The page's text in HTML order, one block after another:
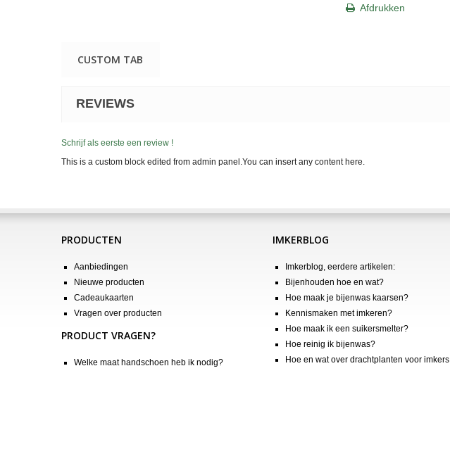
Afdrukken
CUSTOM TAB
REVIEWS
Schrijf als eerste een review !
This is a custom block edited from admin panel.You can insert any content here.
PRODUCTEN
Aanbiedingen
Nieuwe producten
Cadeaukaarten
Vragen over producten
PRODUCT VRAGEN?
Welke maat handschoen heb ik nodig?
IMKERBLOG
Imkerblog, eerdere artikelen:
Bijenhouden hoe en wat?
Hoe maak je bijenwas kaarsen?
Kennismaken met imkeren?
Hoe maak ik een suikersmelter?
Hoe reinig ik bijenwas?
Hoe en wat over drachtplanten voor imkers